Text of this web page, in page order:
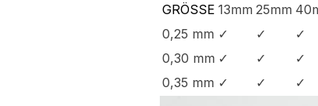
GRÖSSE 13mm 25mm
0,25 mm ✓ ✓ ✓
0,30 mm ✓ ✓ ✓
0,35 mm ✓ ✓ ✓